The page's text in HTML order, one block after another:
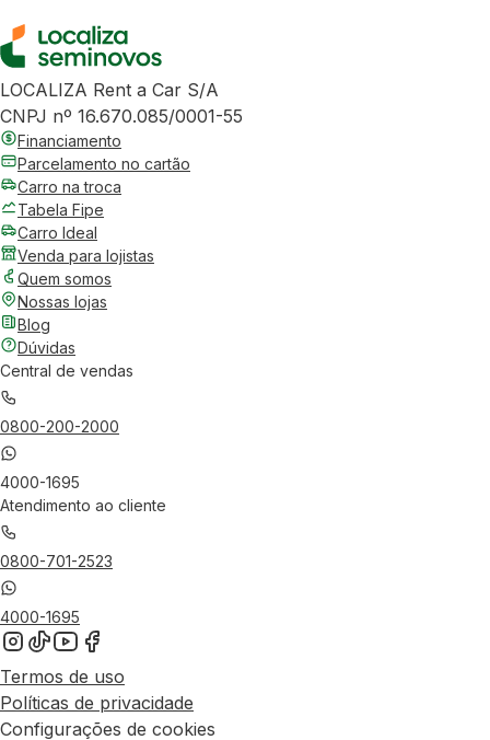
LOCALIZA Rent a Car S/A
CNPJ nº 16.670.085/0001-55
Financiamento
Parcelamento no cartão
Carro na troca
Tabela Fipe
Carro Ideal
Venda para lojistas
Quem somos
Nossas lojas
Blog
Dúvidas
Central de vendas
0800-200-2000
4000-1695
Atendimento ao cliente
0800-701-2523
4000-1695
Termos de uso
Políticas de privacidade
Configurações de cookies